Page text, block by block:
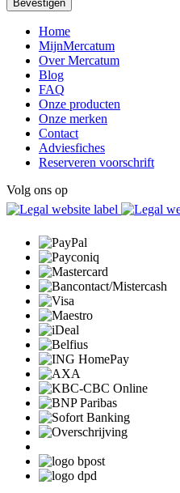
Home
MijnMercatum
Over Mercatum
Blog
FAQ
Onze producten
Onze merken
Contact
Adviesfiches
Reserveren voorschrift
Volg ons op